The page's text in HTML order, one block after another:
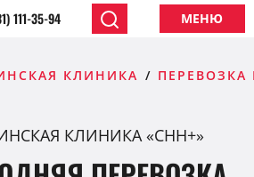
111-35-94 МЕНЮ
КЛИНИКА
КЛИНИКА «CHH+»